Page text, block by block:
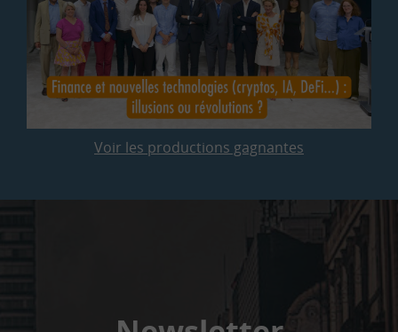
Voir les productions gagnantes